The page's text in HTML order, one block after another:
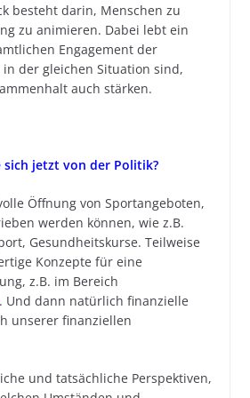
besteht darin, Menschen zu
zu animieren. Dabei lebt ein
Engagement der
der gleichen Situation sind,
auch stärken.
sich jetzt von der Politik?
Öffnung von Sportangeboten,
werden können, wie z.B.
Gesundheitskurse. Teilweise
Konzepte für eine
z.B. im Bereich
Und dann natürlich finanzielle
unserer finanziellen
und tatsächliche Perspektiven,